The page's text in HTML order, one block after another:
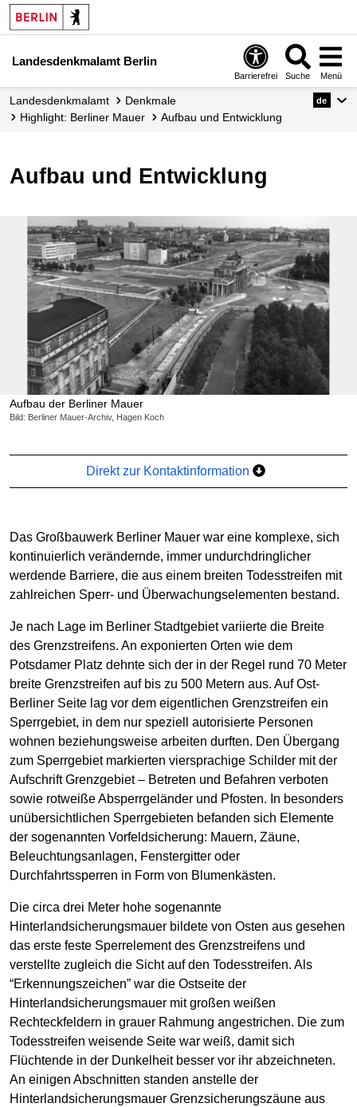
Landesdenkmalamt Berlin
Barrierefrei Suche Menü
Landesdenkmalamt
Denkmale
Highlight: Berliner Mauer
Aufbau und Entwicklung
de
Aufbau und Entwicklung
Aufbau der Berliner Mauer
Bild: Berliner Mauer-Archiv, Hagen Koch
Direkt zur Kontaktinformation
Das Großbauwerk Berliner Mauer war eine komplexe, sich
kontinuierlich verändernde, immer undurchdringlicher
werdende Barriere, die aus einem breiten Todesstreifen mit
zahlreichen Sperr- und Überwachungselementen bestand.
Je nach Lage im Berliner Stadtgebiet variierte die Breite
des Grenzstreifens. An exponierten Orten wie dem
Potsdamer Platz dehnte sich der in der Regel rund 70 Meter
breite Grenzstreifen auf bis zu 500 Metern aus. Auf Ost-
Berliner Seite lag vor dem eigentlichen Grenzstreifen ein
Sperrgebiet, in dem nur speziell autorisierte Personen
wohnen beziehungsweise arbeiten durften. Den Übergang
zum Sperrgebiet markierten viersprachige Schilder mit der
Aufschrift Grenzgebiet – Betreten und Befahren verboten
sowie rotweiße Absperrgeländer und Pfosten. In besonders
unübersichtlichen Sperrgebieten befanden sich Elemente
der sogenannten Vorfeldsicherung: Mauern, Zäune,
Beleuchtungsanlagen, Fenstergitter oder
Durchfahrtssperren in Form von Blumenkästen.
Die circa drei Meter hohe sogenannte
Hinterlandsicherungsmauer bildete von Osten aus gesehen
das erste feste Sperrelement des Grenzstreifens und
verstellte zugleich die Sicht auf den Todesstreifen. Als
“Erkennungszeichen” war die Ostseite der
Hinterlandsicherungsmauer mit großen weißen
Rechteckfeldern in grauer Rahmung angestrichen. Die zum
Todesstreifen weisende Seite war weiß, damit sich
Flüchtende in der Dunkelheit besser vor ihr abzeichneten.
An einigen Abschnitten standen anstelle der
Hinterlandsicherungsmauer Grenzsicherungszäune aus